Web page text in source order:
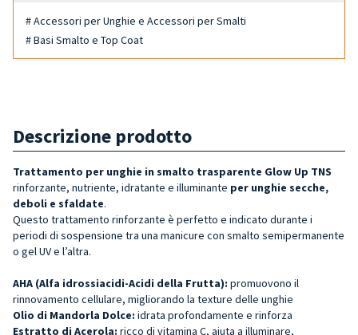
# Accessori per Unghie e Accessori per Smalti
# Basi Smalto e Top Coat
Descrizione prodotto
Trattamento per unghie in smalto trasparente Glow Up TNS
rinforzante, nutriente, idratante e illuminante per unghie secche,
deboli e sfaldate.
Questo trattamento rinforzante è perfetto e indicato durante i
periodi di sospensione tra una manicure con smalto semipermanente
o gel UV e l’altra.
AHA (Alfa idrossiacidi-Acidi della Frutta): promuovono il
rinnovamento cellulare, migliorando la texture delle unghie
Olio di Mandorla Dolce: idrata profondamente e rinforza
Estratto di Acerola: ricco di vitamina C, aiuta a illuminare,